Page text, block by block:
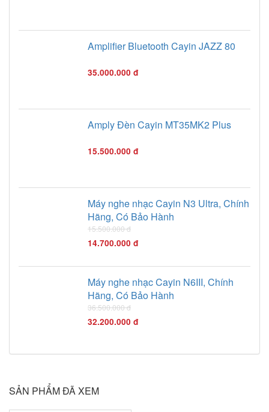
Amplifier Bluetooth Cayin JAZZ 80
35.000.000 đ
Amply Đèn Cayin MT35MK2 Plus
15.500.000 đ
Máy nghe nhạc Cayin N3 Ultra, Chính
Hãng, Có Bảo Hành
15.500.000 đ
14.700.000 đ
Máy nghe nhạc Cayin N6III, Chính
Hãng, Có Bảo Hành
36.500.000 đ
32.200.000 đ
SẢN PHẨM ĐÃ XEM